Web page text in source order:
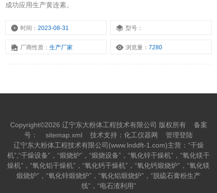
成功应用生产黄连素。
时间：2023-08-31 型号：
厂商性质：生产厂家 浏览量：7280
Copyright©2026 辽宁东大粉体工程技术有限公司 版权所有 备案
号：
sitemap.xml 技术支持： 化工仪器网
管理登陆
辽宁东大粉体工程技术有限公司(www.lnddft-1.com)主营：“干燥
机”,“干燥设备”，“煅烧炉”，“煅烧设备”，“氧化锌干燥机”，“氧化镁干
燥机”，“氧化铝干燥机”，“氧化钙干燥机”，“氧化钙煅烧炉”，“氧化镁
煅烧炉”，“氧化锌煅烧炉”，“氧化铝煅烧炉”，“脱硫石膏粉生产
线”，“电石渣利用”